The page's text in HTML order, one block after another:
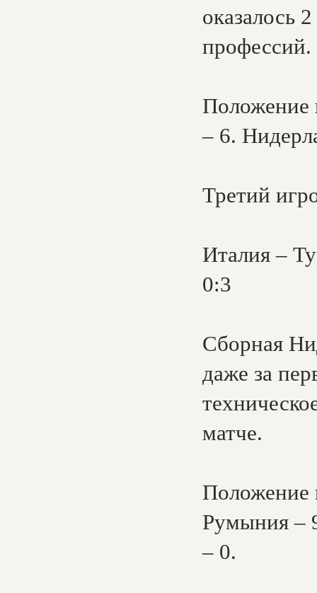
оказалось
профессий.
Положение
– 6.
Третий
Италия –
0:3
Сборная
даже за
матче.
Положение
Румыния –
– 0.